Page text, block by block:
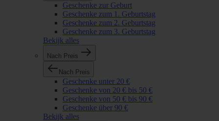
Geschenke zur Geburt
Geschenke zum 1. Geburtstag
Geschenke zum 2. Geburtstag
Geschenke zum 3. Geburtstag
Bekijk alles
Nach Preis
Nach Preis
Geschenke unter 20 €
Geschenke von 20 € bis 50 €
Geschenke von 50 € bis 90 €
Geschenke über 90 €
Bekijk alles